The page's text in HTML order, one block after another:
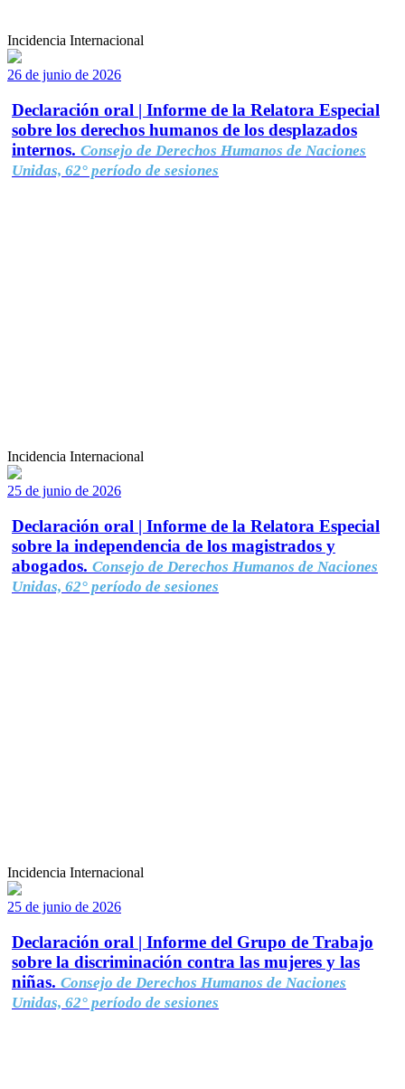
Incidencia Internacional
26 de junio de 2026
Declaración oral | Informe de la Relatora Especial
sobre los derechos humanos de los desplazados
internos. Consejo de Derechos Humanos de Naciones
Unidas, 62° período de sesiones
Incidencia Internacional
25 de junio de 2026
Declaración oral | Informe de la Relatora Especial
sobre la independencia de los magistrados y
abogados. Consejo de Derechos Humanos de Naciones
Unidas, 62° período de sesiones
Incidencia Internacional
25 de junio de 2026
Declaración oral | Informe del Grupo de Trabajo
sobre la discriminación contra las mujeres y las
niñas. Consejo de Derechos Humanos de Naciones
Unidas, 62° período de sesiones